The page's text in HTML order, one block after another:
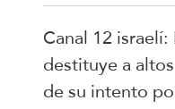
Canal 12
destituye a
de su intento